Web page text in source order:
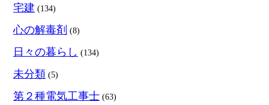
宅建 (134)
心の解毒剤 (8)
日々の暮らし (134)
未分類 (5)
第２種電気工事士 (63)